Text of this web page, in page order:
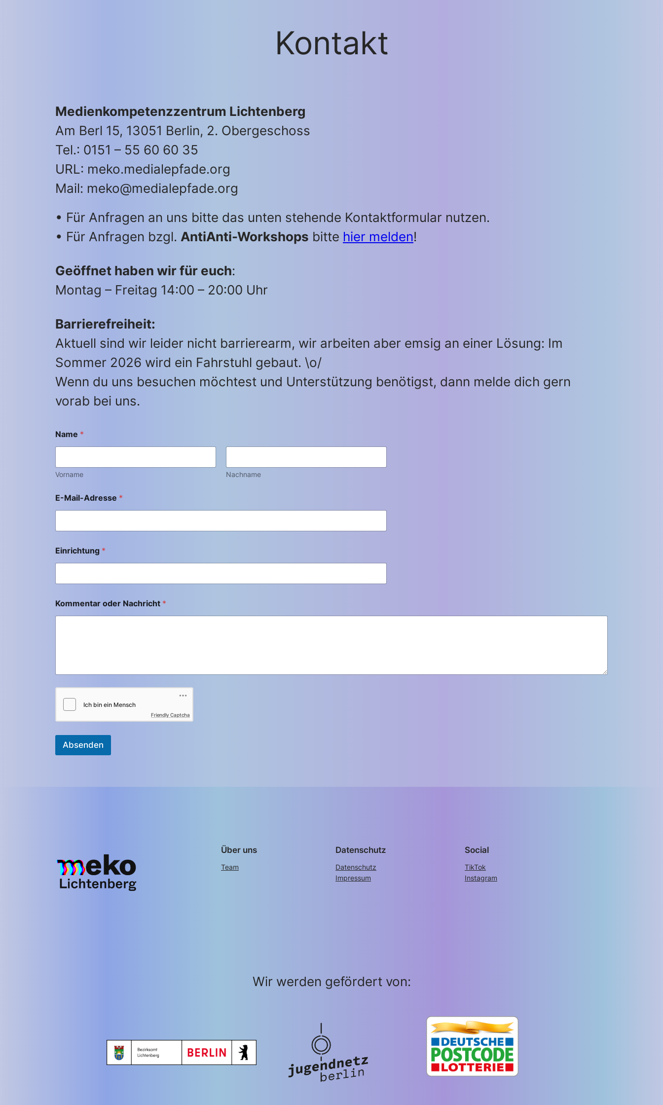
Kontakt
Medienkompetenzzentrum Lichtenberg
Am Berl 15, 13051 Berlin, 2. Obergeschoss
Tel.: 0151 – 55 60 60 35
URL: meko.medialepfade.org
Mail: meko@medialepfade.org
• Für Anfragen an uns bitte das unten stehende Kontaktformular nutzen.
• Für Anfragen bzgl. AntiAnti-Workshops bitte hier melden!
Geöffnet haben wir für euch:
Montag – Freitag 14:00 – 20:00 Uhr
Barrierefreiheit:
Aktuell sind wir leider nicht barrierearm, wir arbeiten aber emsig an einer Lösung: Im
Sommer 2026 wird ein Fahrstuhl gebaut. \o/
Wenn du uns besuchen möchtest und Unterstützung benötigst, dann melde dich gern
vorab bei uns.
Name *
Vorname Nachname
E-Mail-Adresse *
Einrichtung *
Kommentar oder Nachricht *
Friendly Captcha
Absenden
Über uns
Team
Datenschutz
Datenschutz
Impressum
Social
TikTok
Instagram
Wir werden gefördert von: